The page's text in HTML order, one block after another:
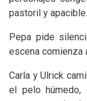
pastoril y apacible.
Pepa pide
escena comienza
Carla y Ulrick
el pelo húmedo,